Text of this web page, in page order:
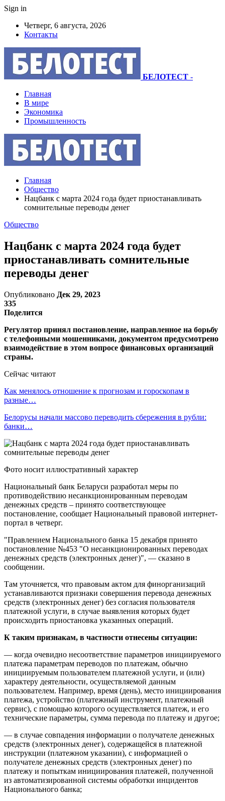
Sign in
Четверг, 6 августа, 2026
Контакты
БЕЛОТЕСТ -
Главная
В мире
Экономика
Промышленность
Главная
Общество
Нацбанк с марта 2024 года будет приостанавливать
сомнительные переводы денег
Общество
Нацбанк с марта 2024 года будет
приостанавливать сомнительные
переводы денег
Опубликовано Дек 29, 2023
335
Поделится
Регулятор принял постановление, направленное на борьбу
с телефонными мошенниками, документом предусмотрено
взаимодействие в этом вопросе финансовых организаций
страны.
Сейчас читают
Как менялось отношение к прогнозам и гороскопам в
разные…
Белорусы начали массово переводить сбережения в рубли:
банки…
Фото носит иллюстративный характер
Национальный банк Беларуси разработал меры по
противодействию несанкционированным переводам
денежных средств – принято соответствующее
постановление, сообщает Национальный правовой интернет-
портал в четверг.
"Правлением Национального банка 15 декабря принято
постановление №453 "О несанкционированных переводах
денежных средств (электронных денег)", — сказано в
сообщении.
Там уточняется, что правовым актом для финорганизаций
устанавливаются признаки совершения перевода денежных
средств (электронных денег) без согласия пользователя
платежной услуги, в случае выявления которых будет
происходить приостановка указанных операций.
К таким признакам, в частности отнесены ситуации:
— когда очевидно несоответствие параметров инициируемого
платежа параметрам переводов по платежам, обычно
инициируемым пользователем платежной услуги, и (или)
характеру деятельности, осуществляемой данным
пользователем. Например, время (день), место инициирования
платежа, устройство (платежный инструмент, платежный
сервис), с помощью которого осуществляется платеж, и его
технические параметры, сумма перевода по платежу и другое;
— в случае совпадения информации о получателе денежных
средств (электронных денег), содержащейся в платежной
инструкции (платежном указании), с информацией о
получателе денежных средств (электронных денег) по
платежу и попыткам инициирования платежей, полученной
из автоматизированной системы обработки инцидентов
Национального банка;